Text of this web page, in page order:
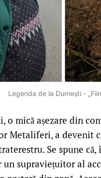
Legenda de la Dumești -
o mică așezare din
Metaliferi, a devenit
Se spune
un supraviețuitor al